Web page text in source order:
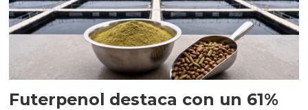
Futerpenol destaca con un 61%